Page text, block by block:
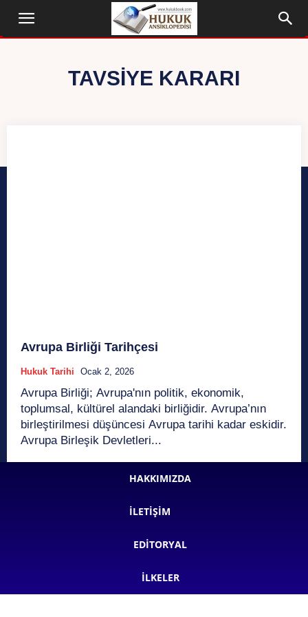
TAVSIYE KARARI
Avrupa Birliği Tarihçesi
Hukuk Tarihi Ocak 2, 2026
Avrupa Birliği; Avrupa'nın politik, ekonomik,
toplumsal, kültürel alandaki birliğidir. Avrupa’nın
birleştirilmesi düşüncesi Avrupa tarihi kadar eskidir.
Avrupa Birleşik Devletleri...
HAKKIMIZDA
İLETIŞIM
EDITORYAL
İLKELER